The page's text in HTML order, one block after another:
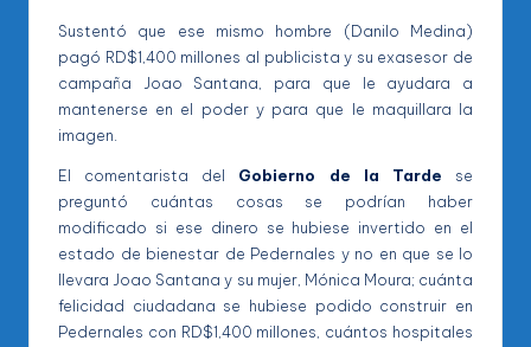
Sustentó que ese mismo hombre (Danilo Medina)
pagó RD$1,400 millones al publicista y su exasesor de
campaña Joao Santana, para que le ayudara a
mantenerse en el poder y para que le maquillara la
imagen.
El comentarista del Gobierno de la Tarde se
preguntó cuántas cosas se podrían haber
modificado si ese dinero se hubiese invertido en el
estado de bienestar de Pedernales y no en que se lo
llevara Joao Santana y su mujer, Mónica Moura; cuánta
felicidad ciudadana se hubiese podido construir en
Pedernales con RD$1,400 millones, cuántos hospitales